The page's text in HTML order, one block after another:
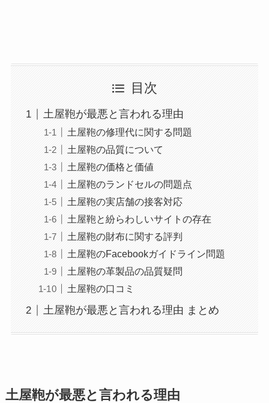
目次
土屋鞄が最悪と言われる理由
土屋鞄の修理代に関する問題
土屋鞄の品質について
土屋鞄の価格と価値
土屋鞄のランドセルの問題点
土屋鞄の実店舗の接客対応
土屋鞄と紛らわしいサイトの存在
土屋鞄の財布に関する評判
土屋鞄のFacebookガイドライン問題
土屋鞄の革製品の品質疑問
土屋鞄の口コミ
土屋鞄が最悪と言われる理由 まとめ
土屋鞄が最悪と言われる理由